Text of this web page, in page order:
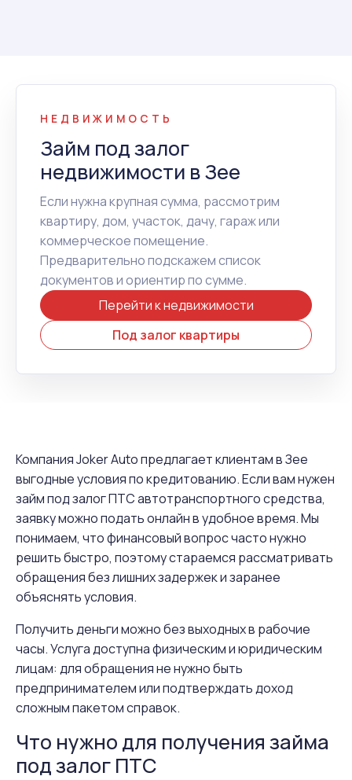
НЕДВИЖИМОСТЬ
Займ под залог
недвижимости в Зее
Если нужна крупная сумма, рассмотрим
квартиру, дом, участок, дачу, гараж или
коммерческое помещение.
Предварительно подскажем список
документов и ориентир по сумме.
Перейти к недвижимости
Под залог квартиры
Компания Joker Auto предлагает клиентам в Зее
выгодные условия по кредитованию. Если вам нужен
займ под залог ПТС автотранспортного средства,
заявку можно подать онлайн в удобное время. Мы
понимаем, что финансовый вопрос часто нужно
решить быстро, поэтому стараемся рассматривать
обращения без лишних задержек и заранее
объяснять условия.
Получить деньги можно без выходных в рабочие
часы. Услуга доступна физическим и юридическим
лицам: для обращения не нужно быть
предпринимателем или подтверждать доход
сложным пакетом справок.
Что нужно для получения займа
под залог ПТС